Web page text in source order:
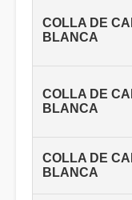
COLLA DE
BLANCA
COLLA DE
BLANCA
COLLA DE
BLANCA